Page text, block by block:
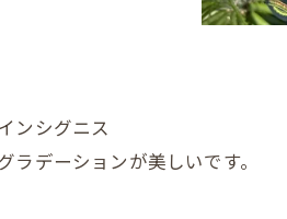
ンシグニス
ラデーションが美しいです。